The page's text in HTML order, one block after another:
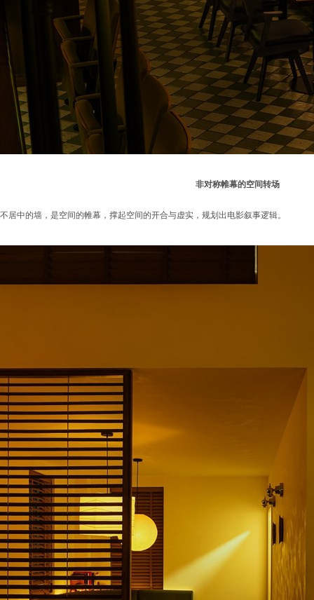
非对称帷幕的空间转场
不居中的墙，是空间的帷幕，撑起空间的开合与虚实，规划出电影叙事逻辑。